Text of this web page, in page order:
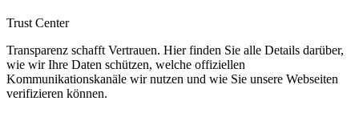
Trust Center
Transparenz schafft Vertrauen. Hier finden Sie alle Details darüber,
wie wir Ihre Daten schützen, welche offiziellen
Kommunikationskanäle wir nutzen und wie Sie unsere Webseiten
verifizieren können.